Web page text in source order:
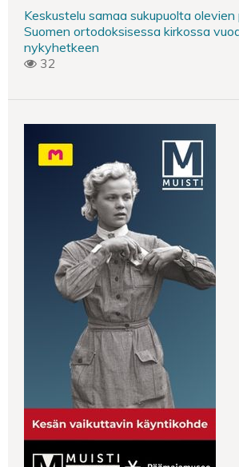
Keskustelu samaa sukupuolta
Suomen ortodoksisessa kirkossa
nykyhetkeen
32